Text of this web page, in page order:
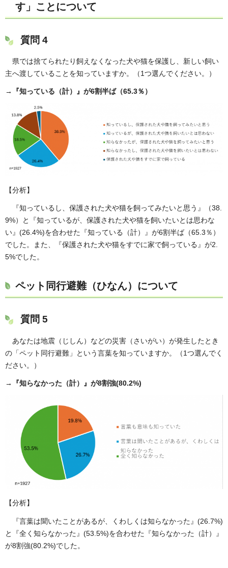
す」ことについて
質問 4
県では捨てられたり飼えなくなった犬や猫を保護し、新しい飼い
主へ渡していることを知っていますか。（1つ選んでください。）
→『知っている（計）』が6割半ば（65.3％）
【分析】
『知っているし、保護された犬や猫を飼ってみたいと思う』（38.
9%）と『知っているが、保護された犬や猫を飼いたいとは思わな
い』(26.4%)を合わせた『知っている（計）』が6割半ば（65.3％）
でした。また、『保護された犬や猫をすでに家で飼っている』が2.
5%でした。
ペット同行避難（ひなん）について
質問 5
あなたは地震（じしん）などの災害（さいがい）が発生したとき
の「ペット同行避難」という言葉を知っていますか。（1つ選んでく
ださい。）
→『知らなかった（計）』が8割強(80.2%)
【分析】
『言葉は聞いたことがあるが、くわしくは知らなかった』(26.7%)
と『全く知らなかった』(53.5%)を合わせた『知らなかった（計）』
が8割強(80.2%)でした。